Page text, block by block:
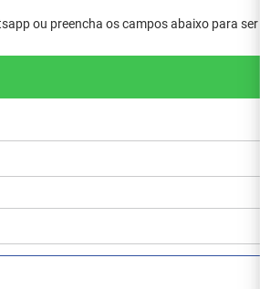
ou preencha os campos abaixo para